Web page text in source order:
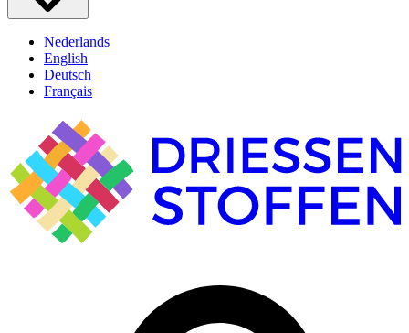
Nederlands
English
Deutsch
Français